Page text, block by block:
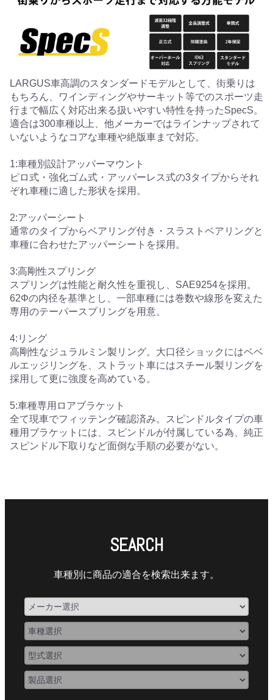
LARGUS車高調のスタンダードモデルとして、街乗りは
もちろん、ワインディングやサーキット等でのスポーツ走
行まで幅広く対応出来る扱いやすい特性を持ったSpecS。
適合は300車種以上、他メーカーではラインナップされて
いないようなコアな車種や絶版車まで対応。
1:車種別設計アッパーマウント
ピロ式・強化ゴム式・アッパーレス式の3タイプからそれ
ぞれ車種に適した形状を採用。
2:アッパーシート
通常のタイプからベアリング付き・スラストベアリングと
車種に合わせたアッパーシートを採用。
3:高剛性スプリング
スプリングは性能と耐久性を重視し、SAE9254を採用。
62Φの内径を基準とし、一部車種には巻数や線形を変えた
専用のテーパースプリングを用意。
4:リング
高剛性なジュラルミン製リング。大口径ショックにはベベ
ルエッジリングを、ストラット車にはスチール製リングを
採用して更に強度を高めている。
5:車種専用ロアブラケット
全て現車でフィッテング確認済み。スピンドルタイプの車
種用ブラケットには、スピンドルが付属している為、純正
スピンドル下取りなど面倒な手順の必要がない。
SEARCH
車種別に商品の適合を検索出来ます。